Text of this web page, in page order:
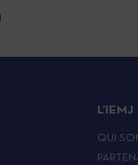
L’IEMJ
QUI